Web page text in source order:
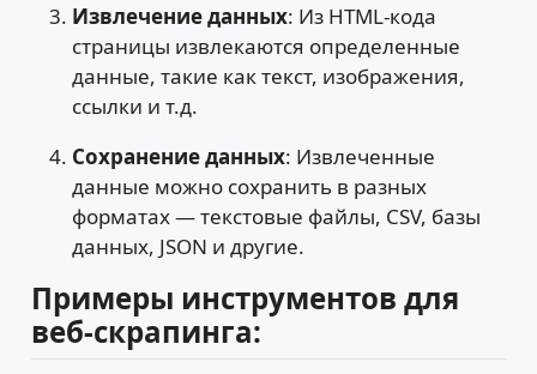
Извлечение данных: Из HTML-кода
страницы извлекаются определенные
данные, такие как текст, изображения,
ссылки и т.д.
Сохранение данных: Извлеченные
данные можно сохранить в разных
форматах — текстовые файлы, CSV, базы
данных, JSON и другие.
Примеры инструментов для
веб-скрапинга: